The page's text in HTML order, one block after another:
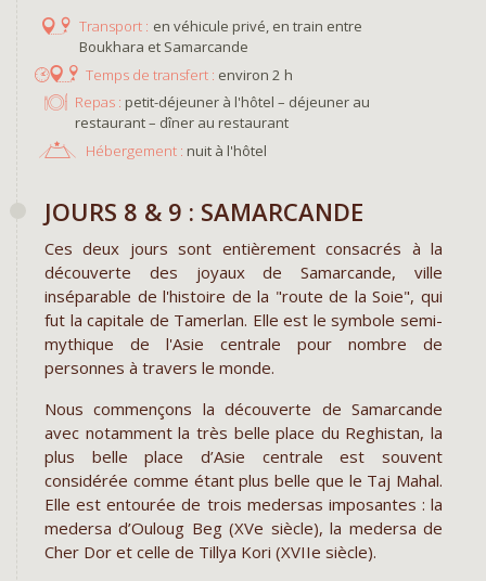
en véhicule privé, en train entre
Boukhara et Samarcande
environ 2 h
Repas : petit-déjeuner à l'hôtel – déjeuner au
restaurant – dîner au restaurant
Hébergement : nuit à l'hôtel
JOURS 8 & 9 : SAMARCANDE
Ces deux jours sont entièrement consacrés à la
découverte des joyaux de Samarcande, ville
inséparable de l'histoire de la "route de la Soie", qui
fut la capitale de Tamerlan. Elle est le symbole semi-
mythique de l'Asie centrale pour nombre de
personnes à travers le monde.
Nous commençons la découverte de Samarcande
avec notamment la très belle place du Reghistan, la
plus belle place d’Asie centrale est souvent
considérée comme étant plus belle que le Taj Mahal.
Elle est entourée de trois medersas imposantes : la
medersa d’Ouloug Beg (XVe siècle), la medersa de
Cher Dor et celle de Tillya Kori (XVIIe siècle).